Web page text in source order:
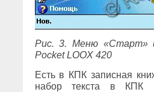
Рис. 3. Меню «Старт»
Pocket LOOX 420
Есть в КПК записная
набор текста в КПК